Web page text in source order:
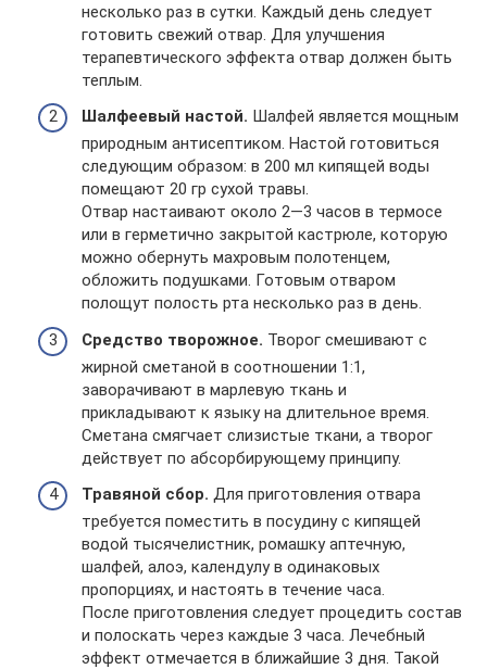
несколько раз в сутки. Каждый день следует
готовить свежий отвар. Для улучшения
терапевтического эффекта отвар должен быть
теплым.
Шалфеевый настой. Шалфей является мощным
природным антисептиком. Настой готовиться
следующим образом: в 200 мл кипящей воды
помещают 20 гр сухой травы.
Отвар настаивают около 2—3 часов в термосе
или в герметично закрытой кастрюле, которую
можно обернуть махровым полотенцем,
обложить подушками. Готовым отваром
полощут полость рта несколько раз в день.
Средство творожное. Творог смешивают с
жирной сметаной в соотношении 1:1,
заворачивают в марлевую ткань и
прикладывают к языку на длительное время.
Сметана смягчает слизистые ткани, а творог
действует по абсорбирующему принципу.
Травяной сбор. Для приготовления отвара
требуется поместить в посудину с кипящей
водой тысячелистник, ромашку аптечную,
шалфей, алоэ, календулу в одинаковых
пропорциях, и настоять в течение часа.
После приготовления следует процедить состав
и полоскать через каждые 3 часа. Лечебный
эффект отмечается в ближайшие 3 дня. Такой